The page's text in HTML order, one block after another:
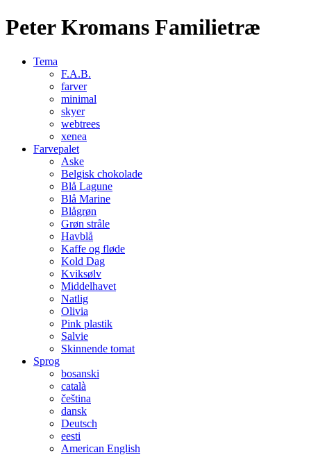
Peter Kromans Familietræ
Tema
F.A.B.
farver
minimal
skyer
webtrees
xenea
Farvepalet
Aske
Belgisk chokolade
Blå Lagune
Blå Marine
Blågrøn
Grøn stråle
Havblå
Kaffe og fløde
Kold Dag
Kviksølv
Middelhavet
Natlig
Olivia
Pink plastik
Salvie
Skinnende tomat
Sprog
bosanski
català
čeština
dansk
Deutsch
eesti
American English